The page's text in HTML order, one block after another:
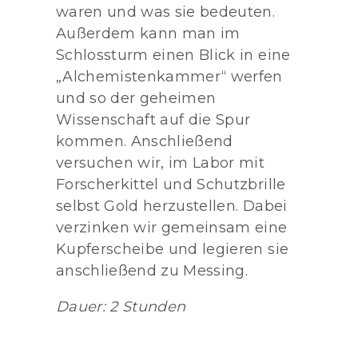
waren und was sie bedeuten.
Außerdem kann man im
Schlossturm einen Blick in eine
„Alchemistenkammer“ werfen
und so der geheimen
Wissenschaft auf die Spur
kommen. Anschließend
versuchen wir, im Labor mit
Forscherkittel und Schutzbrille
selbst Gold herzustellen. Dabei
verzinken wir gemeinsam eine
Kupferscheibe und legieren sie
anschließend zu Messing.
Dauer: 2 Stunden